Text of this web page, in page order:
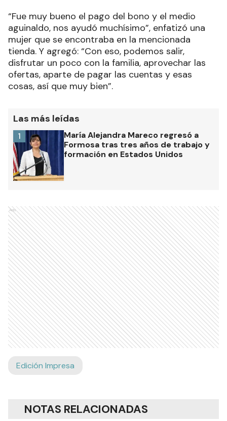
“Fue muy bueno el pago del bono y el medio
aguinaldo, nos ayudó muchísimo”, enfatizó una
mujer que se encontraba en la mencionada
tienda. Y agregó: “Con eso, podemos salir,
disfrutar un poco con la familia, aprovechar las
ofertas, aparte de pagar las cuentas y esas
cosas, así que muy bien”.
Las más leídas
María Alejandra Mareco regresó a
Formosa tras tres años de trabajo y
formación en Estados Unidos
1
Ads
Edición Impresa
NOTAS RELACIONADAS